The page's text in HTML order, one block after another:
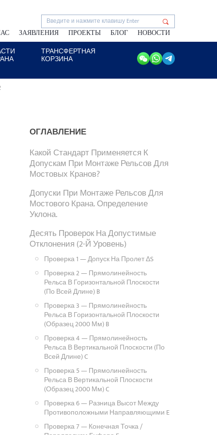
ЗАЯВЛЕНИЯ ПРОЕКТЫ БЛОГ
НОВОСТИ
ТРАНСФЕРТНАЯ
КОРЗИНА
ОГЛАВЛЕНИЕ
Какой Стандарт Применяется К
Допускам При Монтаже Рельсов Для
Мостовых Кранов?
Допуски При Монтаже Рельсов Для
Мостового Крана. Определение
Уклона.
Десять Проверок На Допустимые
Отклонения (2-Й Уровень)
Проверка 1 — Допуск На Пролет ΔS
Проверка 2 — Прямолинейность
Рельса В Горизонтальной Плоскости
(по Всей Длине) B
Проверка 3 — Прямолинейность
Рельса В Горизонтальной Плоскости
(образец 2000 Мм) B
Проверка 4 — Прямолинейность
Рельса В Вертикальной Плоскости (по
Всей Длине) C
Проверка 5 — Прямолинейность
Рельса В Вертикальной Плоскости
(образец 2000 Мм) C
Проверка 6 — Разница Высот Между
Противоположными Направляющими E
Проверка 7 — Конечная Точка /